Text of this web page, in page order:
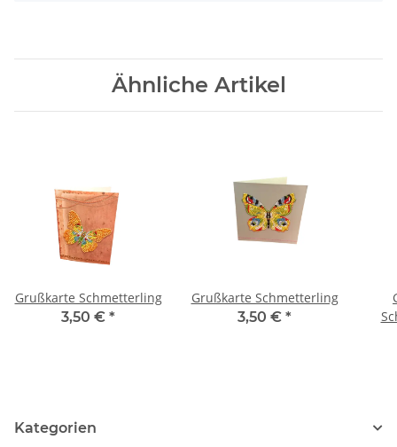
Ähnliche Artikel
Grußkarte Schmetterling
3,50 € *
Grußkarte Schmetterling
3,50 € *
Kategorien